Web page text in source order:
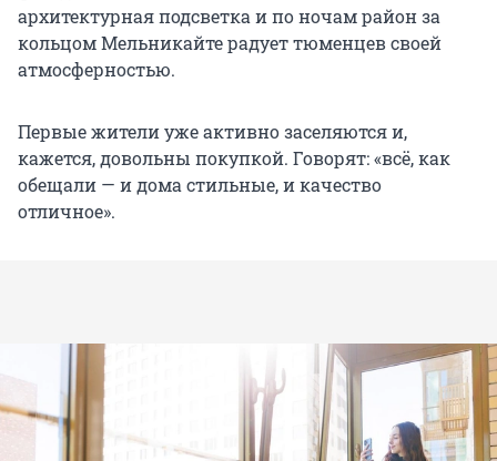
архитектурная подсветка и по ночам район за
кольцом Мельникайте радует тюменцев своей
атмосферностью.
Первые жители уже активно заселяются и,
кажется, довольны покупкой. Говорят: «всё, как
обещали — и дома стильные, и качество
отличное».